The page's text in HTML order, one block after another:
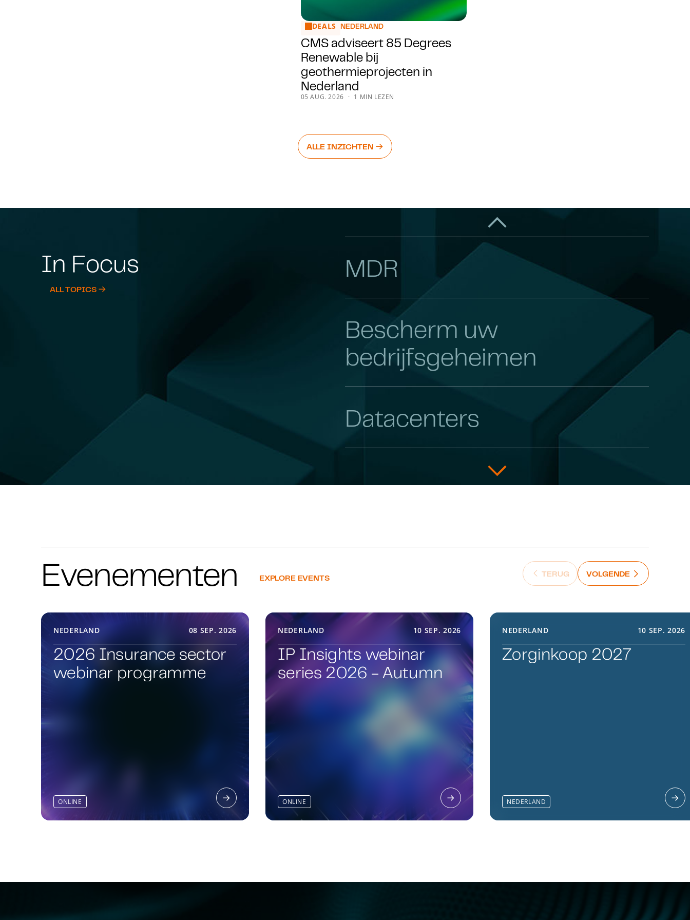
CMS adviseert 85 Degrees Renewable bij geothermieprojecten in Nederland
DEALS NEDERLAND
CMS adviseert 85 Degrees
Renewable bij
geothermieprojecten in
Nederland
05 AUG. 2026 1 MIN LEZEN
ALLE INZICHTEN
In Focus
ALL TOPICS
MDR
Bescherm uw
bedrijfsgeheimen
Datacenters
FinTech
Artificial Intelligence (AI)
Evenementen EXPLORE EVENTS TERUG
TERUG : PREVIOUS SLIDE
VOLGENDE VOLGENDE :
NEDERLAND 08 SEP. 2026
2026 Insurance sector
webinar programme
ONLINE
NEDERLAND 10 SEP. 2026
IP Insights webinar
series 2026 - Autumn
ONLINE
NEDERLAND 10 SEP. 2026
Zorginkoop 2027
NEDERLAND